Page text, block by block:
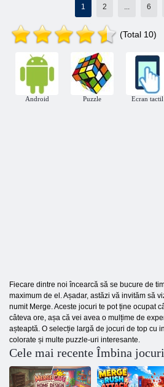
1 2 6
(Total 10)
Android Puzzle Ecran tactil
Fiecare dintre noi încearcă să se bucure de
maximum de el. Așadar, astăzi vă invităm să
numit Merge. Aceste jocuri te pot ține ocupat
câteva ore, așa că vei avea o mulțime de
așteaptă. O selecție largă de jocuri de top cu
colorate și multe puzzle-uri interesante.
Cele mai recente Îmbina